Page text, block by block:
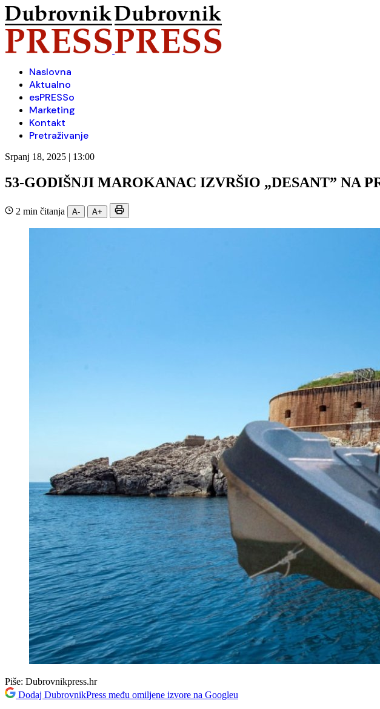
Naslovna
Aktualno
esPRESSo
Marketing
Kontakt
Pretraživanje
Srpanj 18, 2025 | 13:00
53-GODIŠNJI MAROKANAC IZVRŠIO „DESANT” NA
2 min čitanja A- A+
Piše: Dubrovnikpress.hr
Dodaj DubrovnikPress među omiljene izvore na Googleu